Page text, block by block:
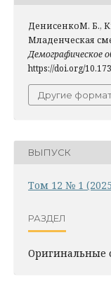
ДенисенкоМ. Б.,
Младенческая
Демографическое
https://doi.org/
Другие
ВЫПУСК
Том 12 № 1
РАЗДЕЛ
Оригинальные